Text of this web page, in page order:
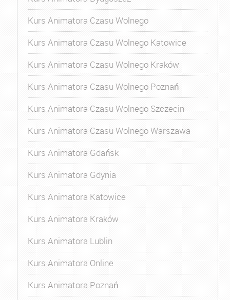
Kurs Animatora Czasu Wolnego
Kurs Animatora Czasu Wolnego Katowice
Kurs Animatora Czasu Wolnego Kraków
Kurs Animatora Czasu Wolnego Poznań
Kurs Animatora Czasu Wolnego Szczecin
Kurs Animatora Czasu Wolnego Warszawa
Kurs Animatora Gdańsk
Kurs Animatora Gdynia
Kurs Animatora Katowice
Kurs Animatora Kraków
Kurs Animatora Lublin
Kurs Animatora Online
Kurs Animatora Poznań